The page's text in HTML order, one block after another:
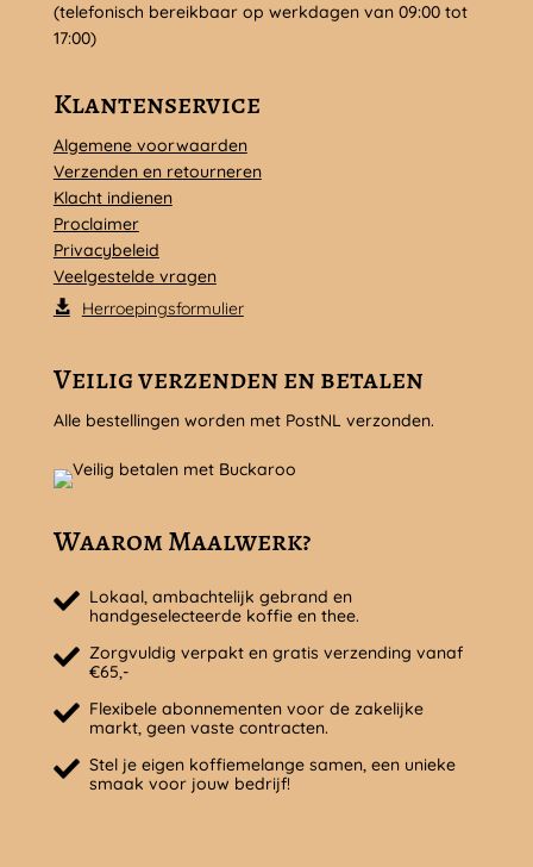
(telefonisch bereikbaar op werkdagen van 09:00 tot
17:00)
Klantenservice
Algemene voorwaarden
Verzenden en retourneren
Klacht indienen
Proclaimer
Privacybeleid
Veelgestelde vragen
Herroepingsformulier
Veilig verzenden en betalen
Alle bestellingen worden met PostNL verzonden.
Waarom Maalwerk?
Lokaal, ambachtelijk gebrand en
handgeselecteerde koffie en thee.
Zorgvuldig verpakt en gratis verzending vanaf
€65,-
Flexibele abonnementen voor de zakelijke
markt, geen vaste contracten.
Stel je eigen koffiemelange samen, een unieke
smaak voor jouw bedrijf!